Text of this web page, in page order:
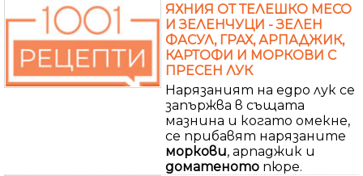
ЯХНИЯ ОТ ТЕЛЕШКО МЕСО
И ЗЕЛЕНЧУЦИ - ЗЕЛЕН
ФАСУЛ, ГРАХ, АРПАДЖИК,
КАРТОФИ И МОРКОВИ С
ПРЕСЕН ЛУК
Нарязаният на едро лук се
запържва в същата
мазнина и когато омекне,
се прибавят нарязаните
моркови, арпаджик и
доматеното пюре.